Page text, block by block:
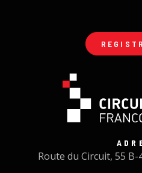
Route du Circuit, 55